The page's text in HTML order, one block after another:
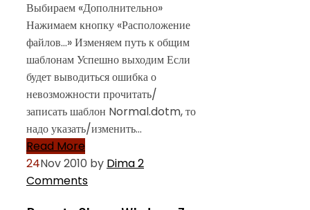
Выбираем «Дополнительно»
Нажимаем кнопку «Расположение
файлов…» Изменяем путь к общим
шаблонам Успешно выходим Если
будет выводиться ошибка о
невозможности прочитать/
записать шаблон Normal.dotm, то
надо указать/изменить…
Read More
24Nov 2010 by Dima2
Comments